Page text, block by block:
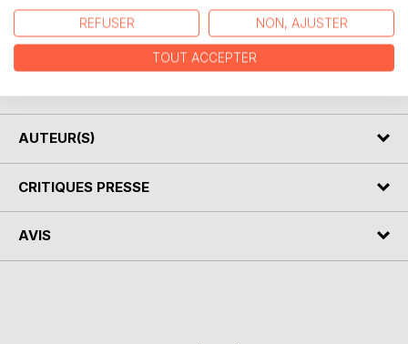
documents of world football, from the archives and
libraries of France, Switzerland and Uruguay, which
definitively demonstrate that the 1924 Olympic football
tournament, held in Paris, was the first World's
AUTEUR(S)
CRITIQUES PRESSE
AVIS
REFUSER NON, AJUSTER
TOUT ACCEPTER